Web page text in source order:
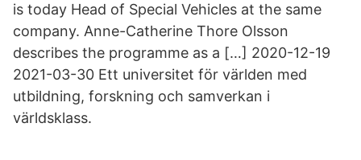
is today Head of Special Vehicles at the same
company. Anne-Catherine Thore Olsson
describes the programme as a […] 2020-12-19
2021-03-30 Ett universitet för världen med
utbildning, forskning och samverkan i
världsklass.